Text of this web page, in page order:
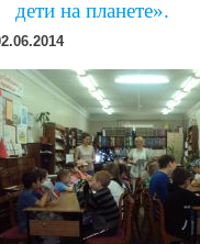
дети на планете».